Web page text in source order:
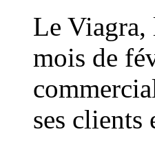
Le Viagra,
mois de
ses clients